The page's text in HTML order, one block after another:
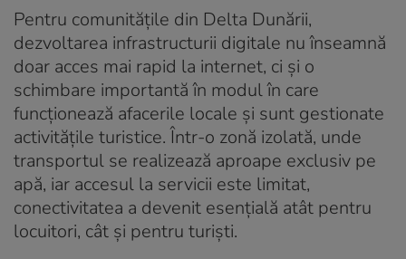
Pentru comunitățile din Delta Dunării,
dezvoltarea infrastructurii digitale nu înseamnă
doar acces mai rapid la internet, ci și o
schimbare importantă în modul în care
funcționează afacerile locale și sunt gestionate
activitățile turistice. Într-o zonă izolată, unde
transportul se realizează aproape exclusiv pe
apă, iar accesul la servicii este limitat,
conectivitatea a devenit esențială atât pentru
locuitori, cât și pentru turiști.